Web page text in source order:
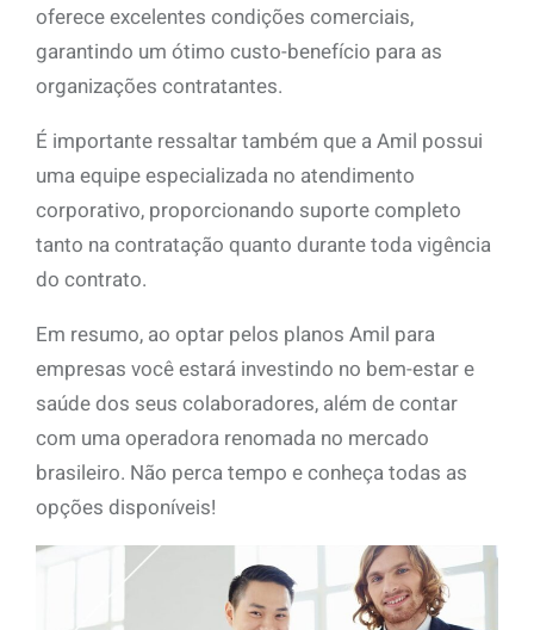
oferece excelentes condições comerciais,
garantindo um ótimo custo-benefício para as
organizações contratantes.
É importante ressaltar também que a Amil possui
uma equipe especializada no atendimento
corporativo, proporcionando suporte completo
tanto na contratação quanto durante toda vigência
do contrato.
Em resumo, ao optar pelos planos Amil para
empresas você estará investindo no bem-estar e
saúde dos seus colaboradores, além de contar
com uma operadora renomada no mercado
brasileiro. Não perca tempo e conheça todas as
opções disponíveis!